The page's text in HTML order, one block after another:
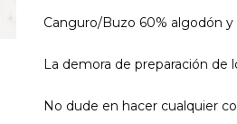
Canguro/Buzo 60% algodón
La demora de preparación de
No dude en hacer cualquier